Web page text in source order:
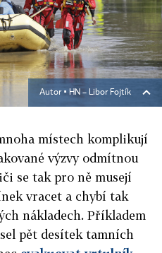
Autor ▪ HN – Libor Fojtík
místech komplikují
výzvy odmítnou
se tak pro ně musejí
vracet a chybí tak
nákladech. Příkladem
pět desítek tamních